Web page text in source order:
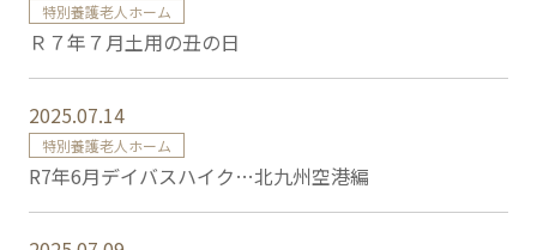
特別養護老人ホーム
Ｒ７年７月土用の丑の日
2025.07.14
特別養護老人ホーム
R7年6月デイバスハイク…北九州空港編